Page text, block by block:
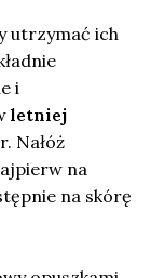
utrzymać ich
i
letniej
Nałóż
na
na skórę